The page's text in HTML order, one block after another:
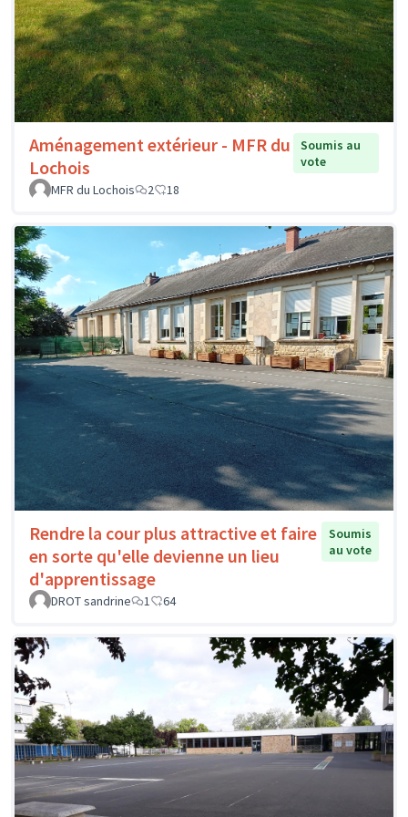
Aménagement extérieur - MFR du
Lochois
Soumis au
vote
MFR du Lochois
2 18
Rendre la cour plus attractive et faire
en sorte qu'elle devienne un lieu
d'apprentissage
Soumis
au vote
DROT sandrine 1 64